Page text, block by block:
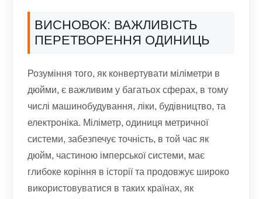
ВИСНОВОК: ВАЖЛИВІСТЬ
ПЕРЕТВОРЕННЯ ОДИНИЦЬ
Розуміння того, як конвертувати міліметри в
дюйми, є важливим у багатьох сферах, в тому
числі машинобудування, ліки, будівництво, та
електроніка. Міліметр, одиниця метричної
системи, забезпечує точність, в той час як
дюйм, частиною імперської системи, має
глибоке коріння в історії та продовжує широко
використовуватися в таких країнах, як